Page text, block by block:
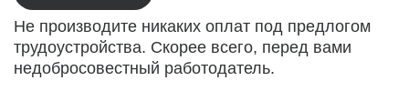
Не производите никаких оплат под предлогом
трудоустройства. Скорее всего, перед вами
недобросовестный работодатель.